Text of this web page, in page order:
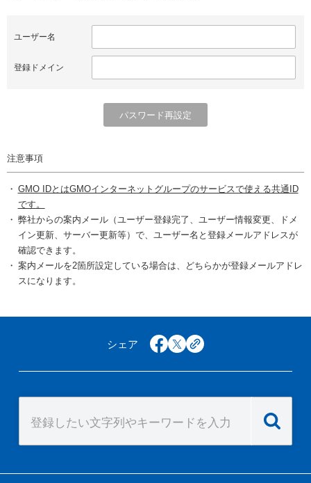
ユーザー名
登録ドメイン
注意事項
GMO IDとはGMOインターネットグループのサービスで使える共通ID
です。
弊社からの案内メール（ユーザー登録完了、ユーザー情報変更、ドメ
イン更新、サーバー更新等）で、ユーザー名と登録メールアドレスが
確認できます。
案内メールを2箇所設定している場合は、どちらかが登録メールアドレ
スになります。
シェア facebook
x copy